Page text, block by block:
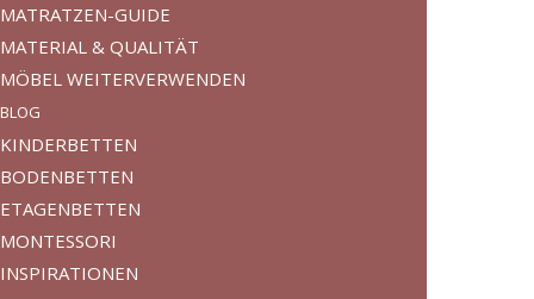
MATRATZEN-GUIDE
MATERIAL & QUALITÄT
MÖBEL WEITERVERWENDEN
BLOG
KINDERBETTEN
BODENBETTEN
ETAGENBETTEN
MONTESSORI
INSPIRATIONEN